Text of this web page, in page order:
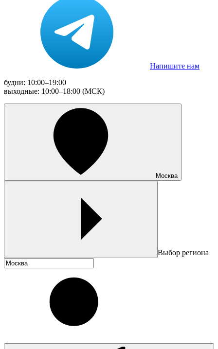
Напишите нам
будни: 10:00–19:00
выходные: 10:00–18:00 (МСК)
Москва
Выбор региона